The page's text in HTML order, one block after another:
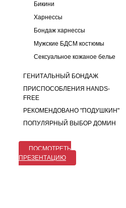
Бикини
Харнессы
Бондаж харнессы
Мужские БДСМ костюмы
Сексуальное кожаное белье
ГЕНИТАЛЬНЫЙ БОНДАЖ
ПРИСПОСОБЛЕНИЯ HANDS-
FREE
РЕКОМЕНДОВАНО "ПОДУШКИН"
ПОПУЛЯРНЫЙ ВЫБОР ДОМИН
ПОСМОТРЕТЬ
ПРЕЗЕНТАЦИЮ